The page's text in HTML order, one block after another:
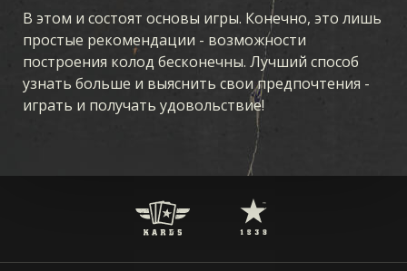
В этом и состоят основы игры. Конечно, это лишь
простые рекомендации - возможности
построения колод бесконечны. Лучший способ
узнать больше и выяснить свои предпочтения -
играть и получать удовольствие!